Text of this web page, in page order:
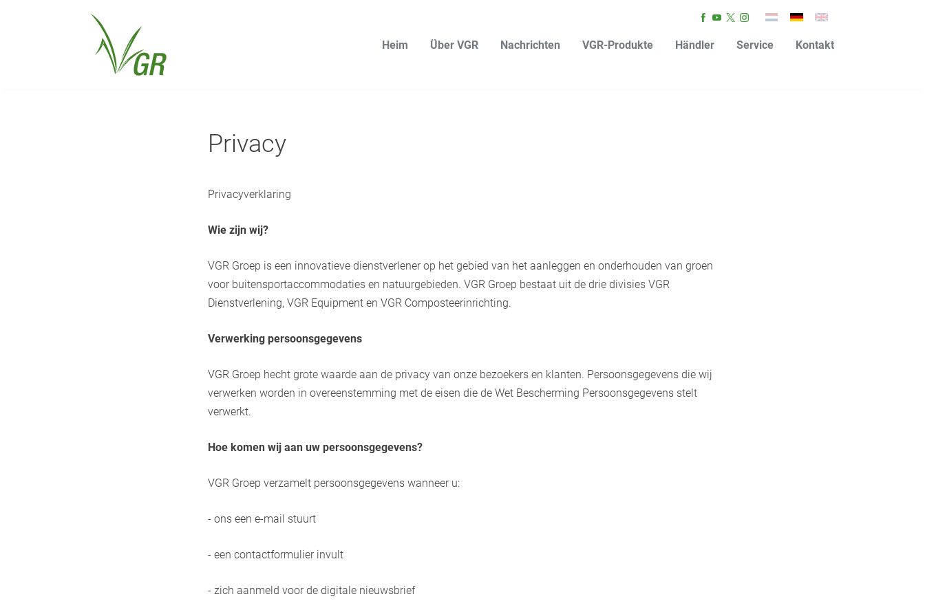
Heim Über VGR Nachrichten VGR-Produkte Händler Service Kontakt
Privacy
Privacyverklaring
Wie zijn wij?
VGR Groep is een innovatieve dienstverlener op het gebied van het aanleggen en onderhouden van groen
voor buitensportaccommodaties en natuurgebieden. VGR Groep bestaat uit de drie divisies VGR
Dienstverlening, VGR Equipment en VGR Composteerinrichting.
Verwerking persoonsgegevens
VGR Groep hecht grote waarde aan de privacy van onze bezoekers en klanten. Persoonsgegevens die wij
verwerken worden in overeenstemming met de eisen die de Wet Bescherming Persoonsgegevens stelt
verwerkt.
Hoe komen wij aan uw persoonsgegevens?
VGR Groep verzamelt persoonsgegevens wanneer u:
- ons een e-mail stuurt
- een contactformulier invult
- zich aanmeld voor de digitale nieuwsbrief